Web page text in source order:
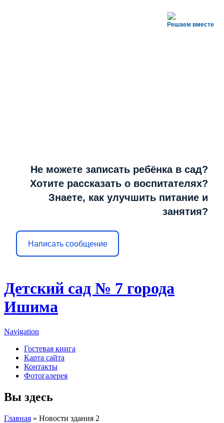
Решаем вместе
Не можете записать ребёнка в сад?
Хотите рассказать о воспитателях?
Знаете, как улучшить питание и
занятия?
Написать сообщение
Детский сад № 7 города
Ишима
Navigation
Гостевая книга
Карта сайта
Контакты
Фотогалерея
Вы здесь
Главная » Новости здания 2